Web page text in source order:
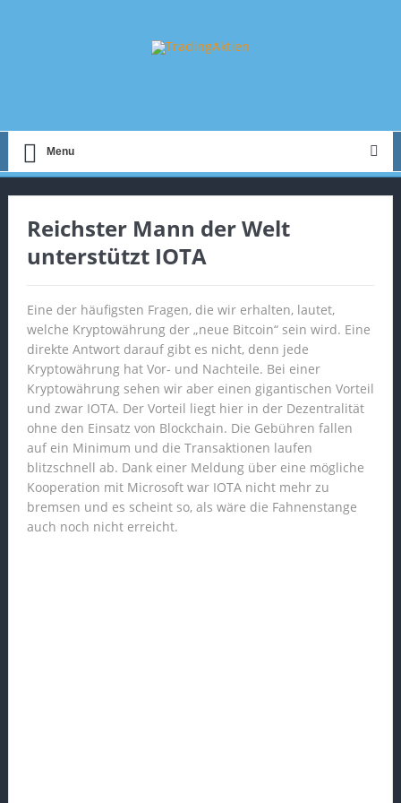
Menu
Reichster Mann der Welt
unterstützt IOTA
Eine der häufigsten Fragen, die wir erhalten, lautet,
welche Kryptowährung der „neue Bitcoin“ sein wird. Eine
direkte Antwort darauf gibt es nicht, denn jede
Kryptowährung hat Vor- und Nachteile. Bei einer
Kryptowährung sehen wir aber einen gigantischen Vorteil
und zwar IOTA. Der Vorteil liegt hier in der Dezentralität
ohne den Einsatz von Blockchain. Die Gebühren fallen
auf ein Minimum und die Transaktionen laufen
blitzschnell ab. Dank einer Meldung über eine mögliche
Kooperation mit Microsoft war IOTA nicht mehr zu
bremsen und es scheint so, als wäre die Fahnenstange
auch noch nicht erreicht.